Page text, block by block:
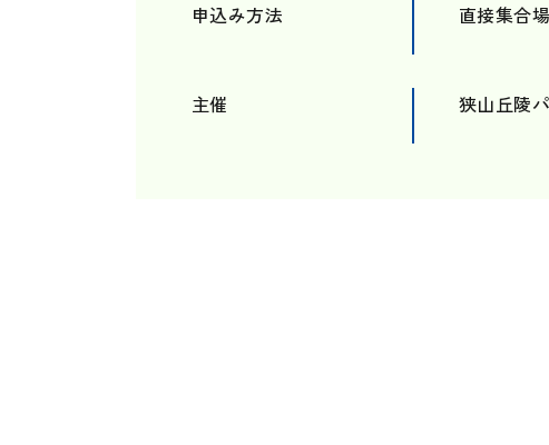
申込み方法 直接集合
主催 狭山丘陵